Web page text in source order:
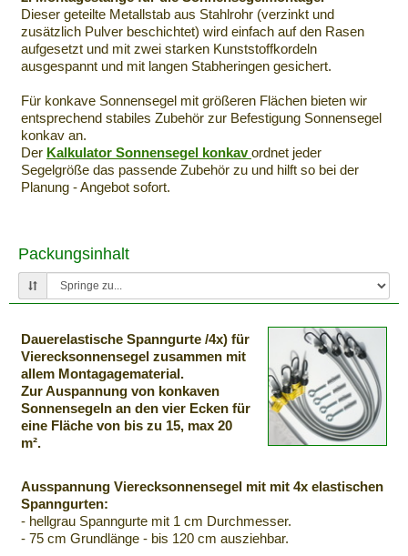
Dieser geteilte Metallstab aus Stahlrohr (verzinkt und
zusätzlich Pulver beschichtet) wird einfach auf den Rasen
aufgesetzt und mit zwei starken Kunststoffkordeln
ausgespannt und mit langen Stabheringen gesichert.
Für konkave Sonnensegel mit größeren Flächen bieten wir
entsprechend stabiles Zubehör zur Befestigung Sonnensegel
konkav an.
Der Kalkulator Sonnensegel konkav ordnet jeder
Segelgröße das passende Zubehör zu und hilft so bei der
Planung - Angebot sofort.
Packungsinhalt
Dauerelastische Spanngurte /4x) für
Vierecksonnensegel zusammen mit
allem Montagagematerial.
Zur Auspannung von konkaven
Sonnensegeln an den vier Ecken für
eine Fläche von bis zu 15, max 20
m².
Ausspannung Vierecksonnensegel mit mit 4x elastischen
Spanngurten:
- hellgrau Spanngurte mit 1 cm Durchmesser.
- 75 cm Grundlänge - bis 120 cm ausziehbar.